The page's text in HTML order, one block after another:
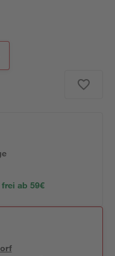
frei ab 59€